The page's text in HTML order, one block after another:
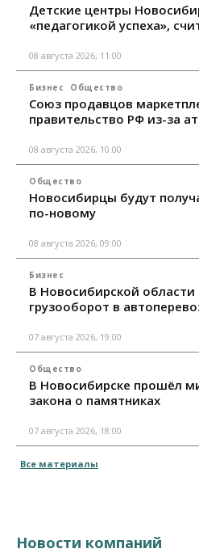
Детские центры
«педагогикой успеха»,
08 августа 2026, 11:00
Бизнес Общество
Союз продавцов
правительство РФ из-за
08 августа 2026, 10:00
Общество
Новосибирцы будут
по-новому
08 августа 2026, 09:00
Бизнес
В Новосибирской области
грузооборот в
07 августа 2026, 19:00
Общество
В Новосибирске прошёл
закона о памятниках
07 августа 2026, 18:00
Все материалы
Новости компаний